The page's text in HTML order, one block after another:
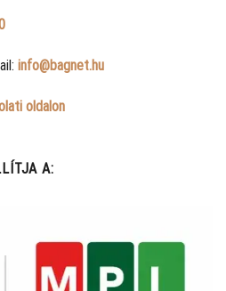
info@bagnet.hu
oldalon
A: